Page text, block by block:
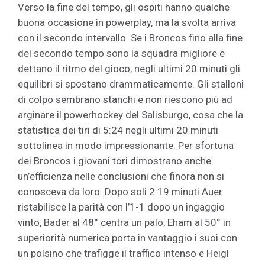
Verso la fine del tempo, gli ospiti hanno qualche
buona occasione in powerplay, ma la svolta arriva
con il secondo intervallo. Se i Broncos fino alla fine
del secondo tempo sono la squadra migliore e
dettano il ritmo del gioco, negli ultimi 20 minuti gli
equilibri si spostano drammaticamente. Gli stalloni
di colpo sembrano stanchi e non riescono più ad
arginare il powerhockey del Salisburgo, cosa che la
statistica dei tiri di 5:24 negli ultimi 20 minuti
sottolinea in modo impressionante. Per sfortuna
dei Broncos i giovani tori dimostrano anche
un’efficienza nelle conclusioni che finora non si
conosceva da loro: Dopo soli 2:19 minuti Auer
ristabilisce la parità con l’1-1 dopo un ingaggio
vinto, Bader al 48° centra un palo, Eham al 50° in
superiorità numerica porta in vantaggio i suoi con
un polsino che trafigge il traffico intenso e Heigl